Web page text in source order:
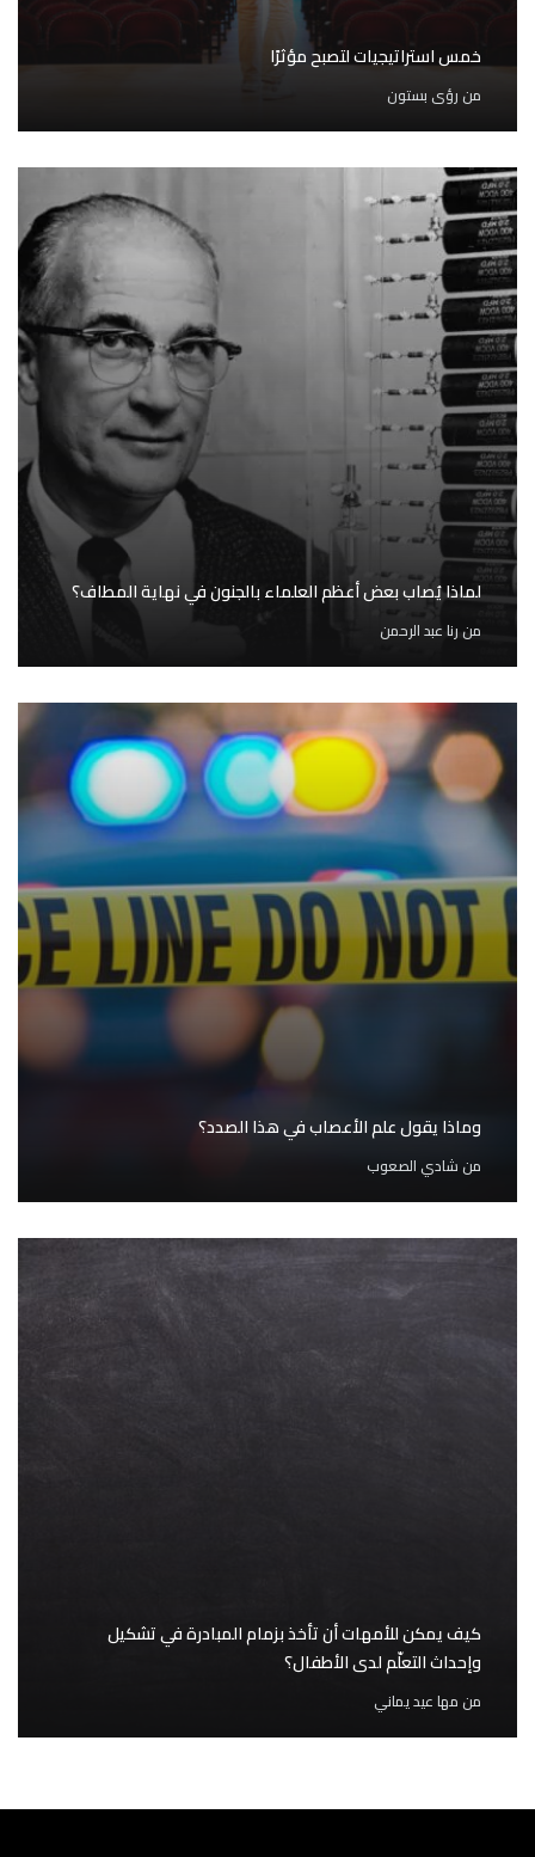
خمس استراتيجيات لتصبح مؤثرًا
من رؤى بستون
لماذا يُصاب بعض أعظم العلماء بالجنون في نهاية المطاف؟
منرنا عبد الرحمن
وماذا يقول علم الأعصاب في هذا الصدد؟
من شادي الصعوب
كيف يمكن للأمهات أن تأخذ بزمام المبادرة في تشكيل
وإحداث التعلّم لدى الأطفال؟
من مها عيد يماني